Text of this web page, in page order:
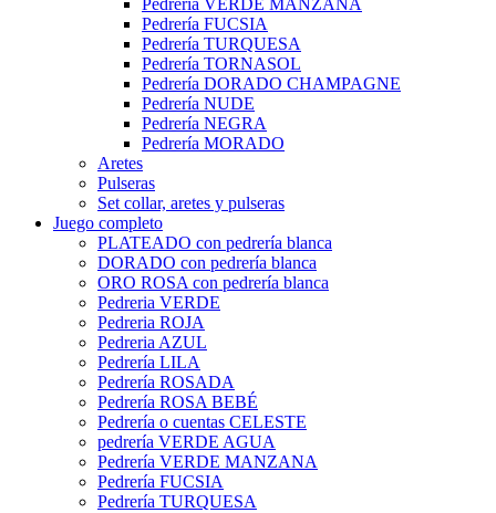
Pedrería VERDE MANZANA
Pedrería FUCSIA
Pedrería TURQUESA
Pedrería TORNASOL
Pedrería DORADO CHAMPAGNE
Pedrería NUDE
Pedrería NEGRA
Pedrería MORADO
Aretes
Pulseras
Set collar, aretes y pulseras
Juego completo
PLATEADO con pedrería blanca
DORADO con pedrería blanca
ORO ROSA con pedrería blanca
Pedreria VERDE
Pedreria ROJA
Pedreria AZUL
Pedrería LILA
Pedrería ROSADA
Pedrería ROSA BEBÉ
Pedrería o cuentas CELESTE
pedrería VERDE AGUA
Pedrería VERDE MANZANA
Pedrería FUCSIA
Pedrería TURQUESA